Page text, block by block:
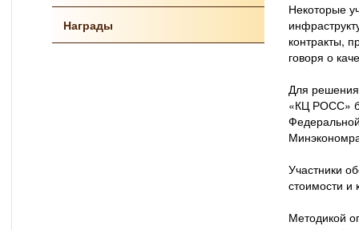
Награды
Некоторые
контракты,
говоря о
Для
«КЦ РОСС»
Участники
стоимости
Методикой